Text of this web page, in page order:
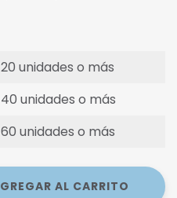
unidades o más
unidades o más
unidades o más